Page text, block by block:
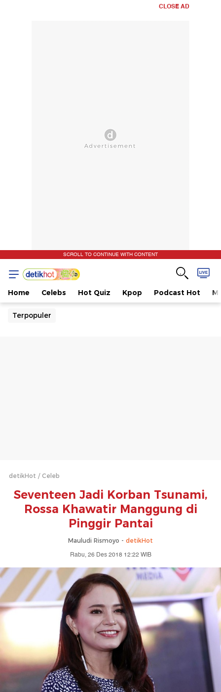
CLOSE AD
SCROLL TO CONTINUE WITH CONTENT
Home Celebs Hot Quiz Kpop Podcast Hot
Terpopuler
detikHot Celeb
Seventeen Jadi Korban Tsunami,
Rossa Khawatir Manggung di
Pinggir Pantai
Mauludi Rismoyo - detikHot
Rabu, 26 Des 2018 12:22 WIB